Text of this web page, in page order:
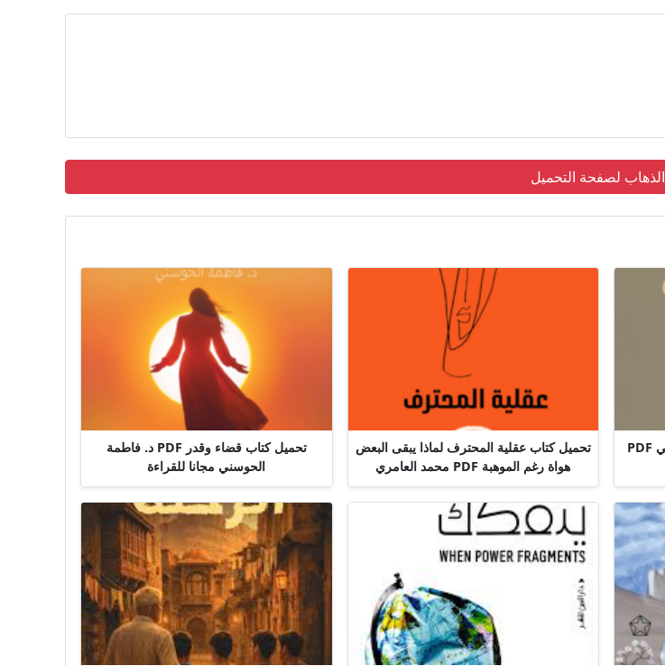
الذهاب لصفحة التحميل
تحميل كتاب في حضرة الوعي الرقمي PDF
تحميل كتاب عقلية المحترف لماذا يبقى البعض
هواة رغم الموهبة PDF محمد العامري
تحميل كتاب قضاء وقدر PDF د. فاطمة
الحوسني مجانا للقراءة